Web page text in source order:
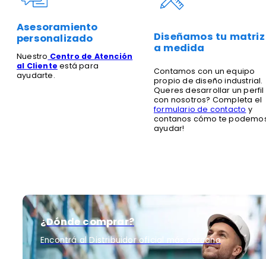
Asesoramiento
personalizado
Nuestro Centro de Atención
al Cliente está para
ayudarte.
Diseñamos tu matriz
a medida
Contamos con un equipo
propio de diseño industrial.
Queres desarrollar un perfil
con nosotros? Completa el
formulario de contacto y
contanos cómo te
ayudar!
¿Dónde comprar?
Encontrá al Distribuidor oficial más cercano